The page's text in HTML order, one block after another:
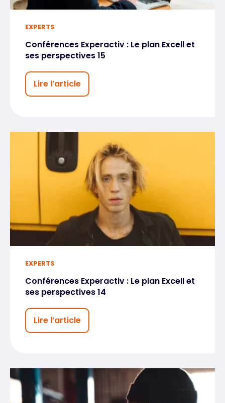
EXPERTS
Conférences Experactiv : Le plan Excell et
ses perspectives 15
Lire l’article
EXPERTS
Conférences Experactiv : Le plan Excell et
ses perspectives 14
Lire l’article